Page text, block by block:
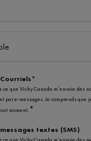
Courriels*
ce que Vichy Canada m’envoie des
par e-messages. Je comprends que
moment.*
messages textes (SMS)